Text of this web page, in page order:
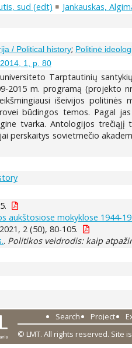
sud (edt) Jankauskas,
/ Political history; Politinė
1, p. 80
Tarptautinių
2015 m. programą (projekto
išeivijos
būdingos temos. Pagal
tvarka. Antologijos
perskaitys sovietmečio
aukštosiose mokyklose 1944-
2 (50), 80-105.
. Politikos veidrodis: kaip
Search Project
© LMT. All rights reserved. Site